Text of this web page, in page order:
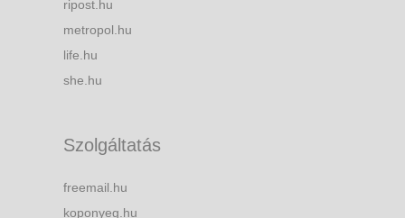
ripost.hu
metropol.hu
life.hu
she.hu
Szolgáltatás
freemail.hu
koponyeg.hu